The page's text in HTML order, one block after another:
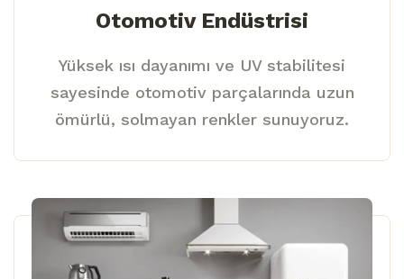
Otomotiv Endüstrisi
Yüksek ısı dayanımı ve UV stabilitesi
sayesinde otomotiv parçalarında uzun
ömürlü, solmayan renkler sunuyoruz.